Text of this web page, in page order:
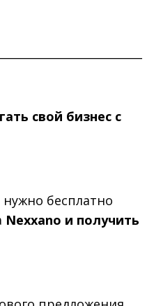
свой бизнес с
бесплатно
Nexxano и получить